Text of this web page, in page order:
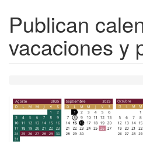
Publican
vacaciones y